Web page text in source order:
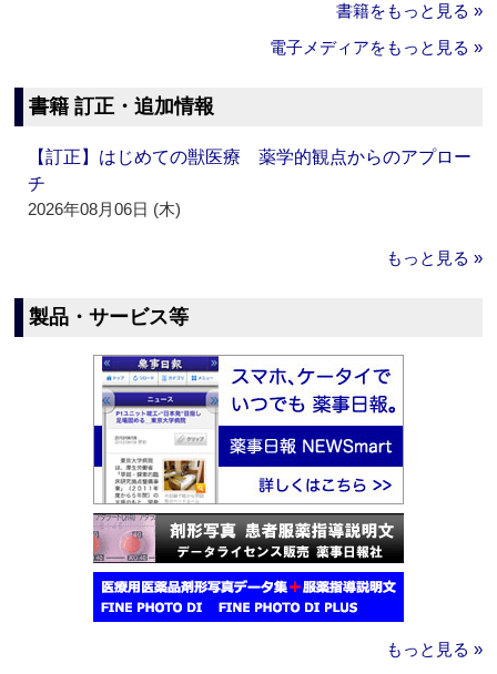
書籍をもっと見る »
電子メディアをもっと見る »
書籍 訂正・追加情報
【訂正】はじめての獣医療 薬学的観点からのアプロー
チ
2026年08月06日 (木)
もっと見る »
製品・サービス等
もっと見る »